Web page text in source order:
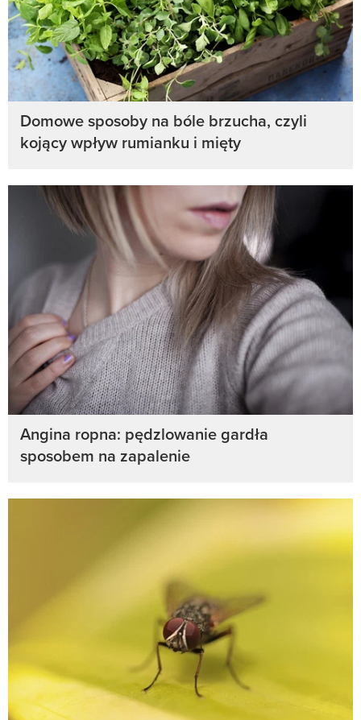
Domowe sposoby na bóle brzucha, czyli
kojący wpływ rumianku i mięty
Angina ropna: pędzlowanie gardła
sposobem na zapalenie